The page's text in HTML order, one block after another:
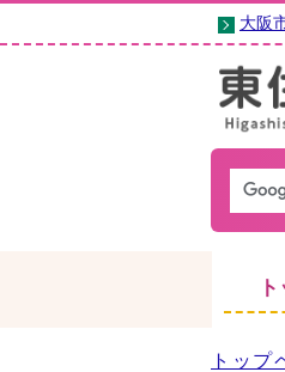
大阪
トップ